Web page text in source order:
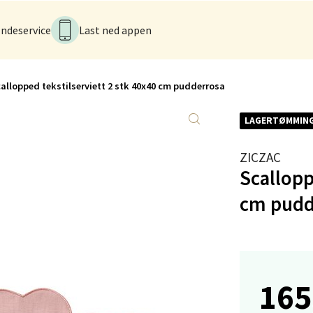
Last ned appen
tekstilserviett 2 stk 40x40 cm pudderrosa
ZICZAC
cm
- Thon Senter Kanebogen
5, 9411 Harstad
og Sandnes - Kilden Senter